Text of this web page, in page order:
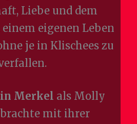
Liebe und dem
eigenen Leben
je in Klischees zu
Merkel als Molly
mit ihrer